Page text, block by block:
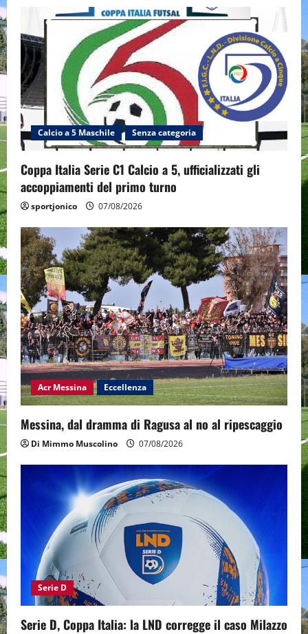
Calcio a 5 Maschile Senza categoria
Coppa Italia Serie C1 Calcio a 5, ufficializzati gli
accoppiamenti del primo turno
sportjonico 07/08/2026
Acr Messina Eccellenza
Messina, dal dramma di Ragusa al no al ripescaggio
Di Mimmo Muscolino 07/08/2026
Serie D
Serie D, Coppa Italia: la LND corregge il caso Milazzo